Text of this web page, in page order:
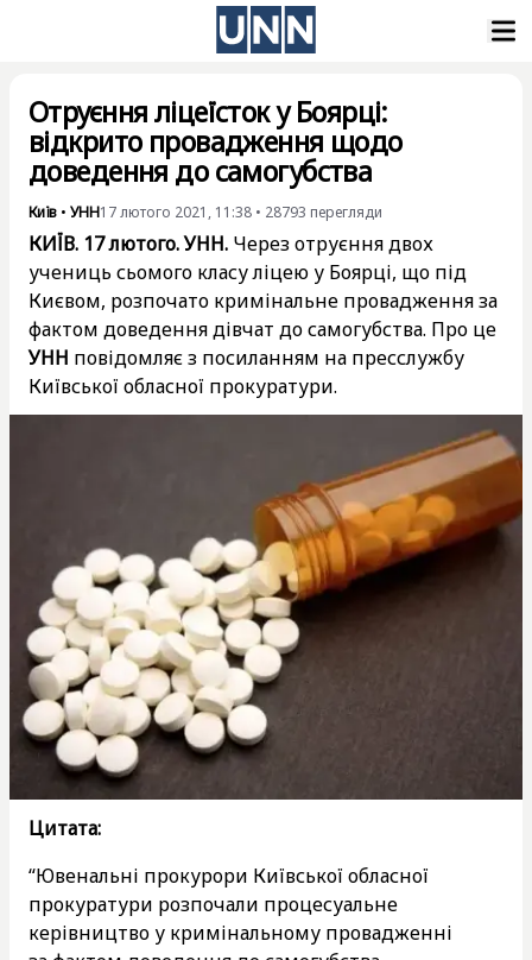
Отруєння ліцеїсток у Боярці:
відкрито провадження щодо
доведення до самогубства
Київ • УНН17 лютого 2021, 11:38 • 28793 перегляди
КИЇВ. 17 лютого. УНН. Через отруєння двох
учениць сьомого класу ліцею у Боярці, що під
Києвом, розпочато кримінальне провадження за
фактом доведення дівчат до самогубства. Про це
УНН повідомляє з посиланням на пресслужбу
Київської обласної прокуратури.
Цитата:
“Ювенальні прокурори Київської обласної
прокуратури розпочали процесуальне
керівництво у кримінальному провадженні